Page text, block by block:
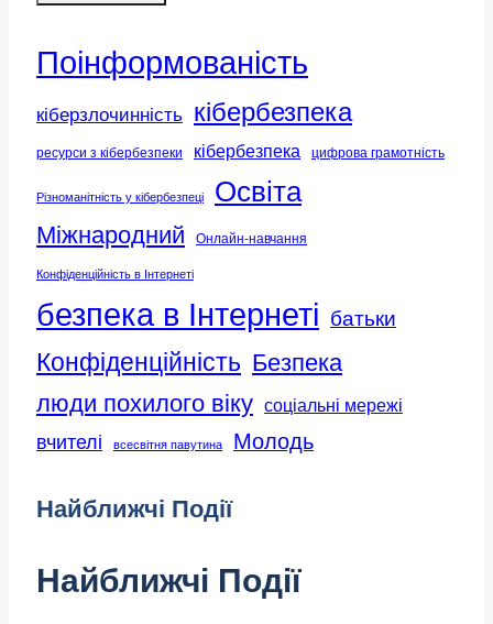
Поінформованість
кіберзлочинність кібербезпека
ресурси з кібербезпеки кібербезпека цифрова грамотність
Різноманітність у кібербезпеці Освіта
Міжнародний Онлайн-навчання
Конфіденційність в Інтернеті
безпека в Інтернеті батьки
Конфіденційність Безпека
люди похилого віку соціальні мережі
вчителі всесвітня павутина Молодь
Найближчі Події
Найближчі Події